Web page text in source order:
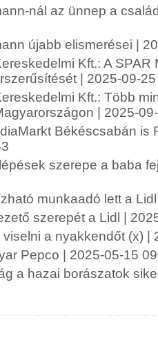
nál az ünnep a
újabb elismerései |
Kft.: A SPAR
| 2025-09-
Kft.: Több
| 2025-
Békéscsabán is
szerepe a baba
munkaadó lett a
szerepét a Lidl |
a nyakkendőt (x) |
Pepco | 2025-05-15
a hazai borászatok